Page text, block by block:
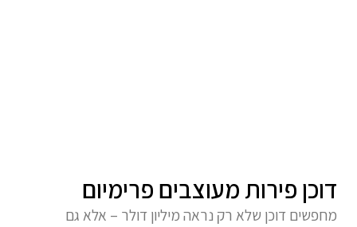
דוכן פירות מעוצבים פרימיום
מחפשים דוכן שלא רק נראה מיליון דולר – אלא גם